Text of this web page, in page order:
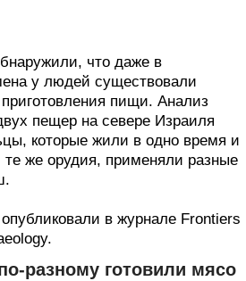
что даже в
у людей существовали
пищи. Анализ
пещер на севере Израиля
которые жили в одно время и
же орудия, применяли разные
в журнале Frontiers
разному готовили мясо